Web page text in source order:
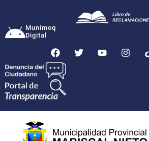
Munimoq
Digital